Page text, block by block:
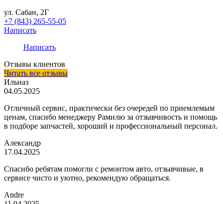
ул. Сабан, 2Г
+7 (843) 265-55-05
Написать
Написать
Отзывы клиентов
Читать все отзывы
Ильназ
04.05.2025
Отличный сервис, практически без очередей по приемлемым
ценам, спасибо менеджеру Рамилю за отзывчивость и помощь
в подборе запчастей, хороший и профессиональный персонал.
Александр
17.04.2025
Спасибо ребятам помогли с ремонтом авто, отзывчивые, в
сервисе чисто и уютно, рекомендую обращаться.
Andre